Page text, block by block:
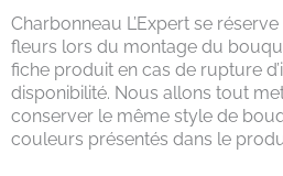
Charbonneau L’Expert se
fleurs lors du montage du
fiche produit en cas de rupture
disponibilité. Nous allons tout
conserver le même style de
couleurs présentés dans le